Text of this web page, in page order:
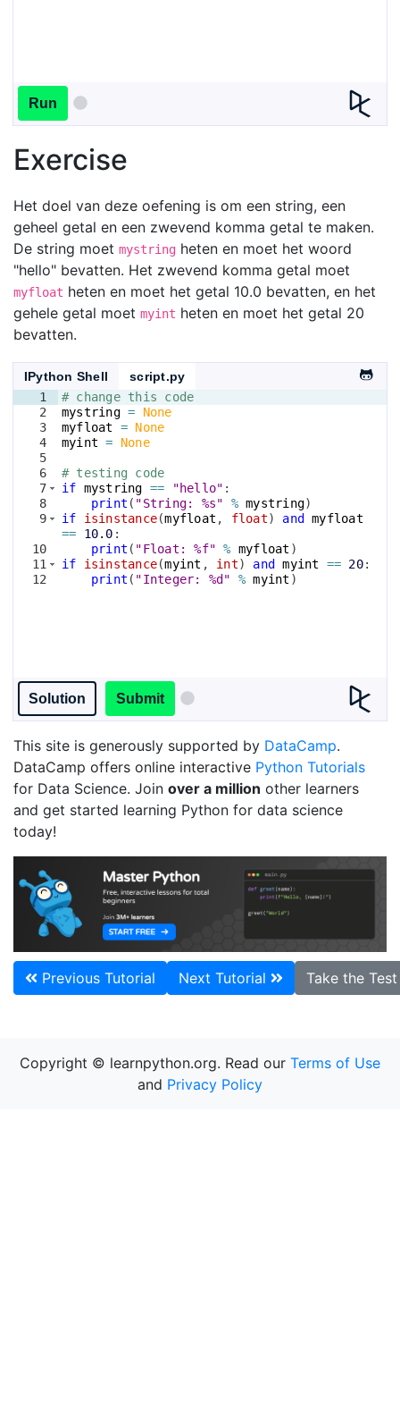
Run
Exercise
Het doel van deze oefening is om een string, een
geheel getal en een zwevend komma getal te maken.
De string moet mystring heten en moet het woord
"hello" bevatten. Het zwevend komma getal moet
myfloat heten en moet het getal 10.0 bevatten, en het
gehele getal moet myint heten en moet het getal 20
bevatten.
IPython Shell
script.py
1
2
3
4
5
6
7
8
9
10
11
12
# change this code
mystring =
None
myfloat
= None
myint = None
# testing code
if mystring == "hello" :
print ( "String: %s" % mystring)
if
isinstance(myfloat , float) and
myfloat
==
10.0 :
print ( "Float: %f" % myfloat )
if
isinstance(myint , int) and myint == 20:
print ( "Integer: %d" % myint )
Solution Submit
This site is generously supported by DataCamp.
DataCamp offers online interactive Python Tutorials
for Data Science. Join over a million other learners
and get started learning Python for data science
today!
Previous Tutorial Next Tutorial Take the
Copyright © learnpython.org. Read our Terms of Use
and Privacy Policy